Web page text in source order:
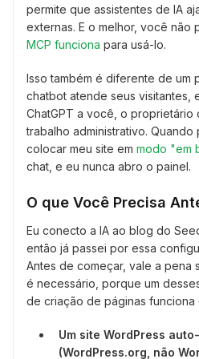
permite que assistentes de IA
externas. E o melhor, você não
MCP funciona para usá-lo.
Isso também é diferente de um
chatbot atende seus visitantes,
ChatGPT a você, o proprietário
trabalho administrativo. Quando
colocar meu site em modo "em
chat, e eu nunca abro o painel.
O que Você Precisa
Eu conecto a IA ao blog do
então já passei por essa
Antes de começar, vale a pena
é necessário, porque um
de criação de páginas funciona
Um site WordPress
(WordPress.org, não